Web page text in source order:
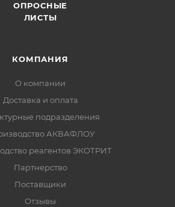
ОПРОСНЫЕ
ЛИСТЫ
КОМПАНИЯ
О компании
Доставка и оплата
подразделения
АКВАФЛОУ
реагентов ЭКОТРИТ
Партнерство
Поставщики
Отзывы